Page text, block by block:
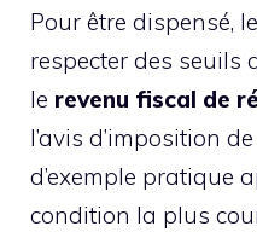
Pour être dispensé,
respecter des seuils
le revenu fiscal de
l’avis d’imposition
d’exemple pratique
condition la plus